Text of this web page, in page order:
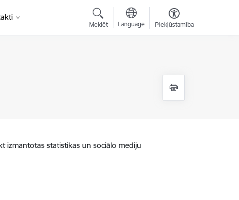
Meklēt Language Piekļūstamība
izmantotas statistikas un sociālo mediju